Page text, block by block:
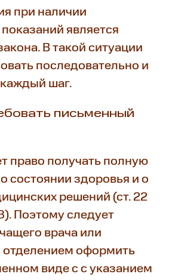
при наличии
является
В такой ситуации
последовательно и
шаг.
письменный
право получать полную
состоянии здоровья и о
решений (ст. 22
Поэтому следует
врача или
оформить
виде с с указанием